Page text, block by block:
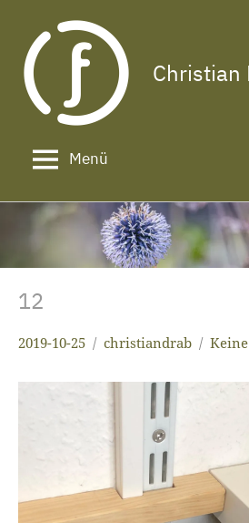
Inhalt
springen
Christian
Das
ein
langes
Gesicht!
Menü
12
2019-10-25 christiandrab